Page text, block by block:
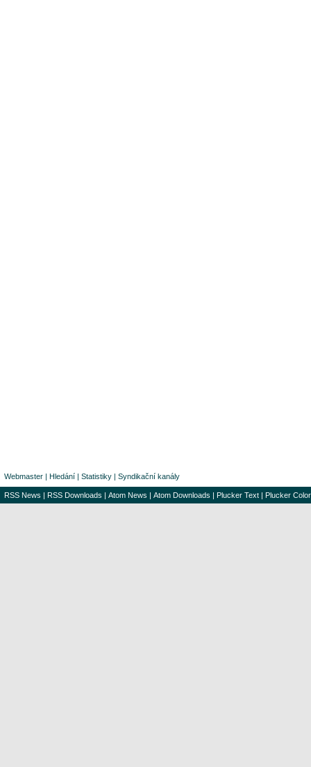
Webmaster | Hledání | Statistiky | Syndikační kanály
RSS News | RSS Downloads | Atom News | Atom Downloads | Plucker Text | Plucker Color